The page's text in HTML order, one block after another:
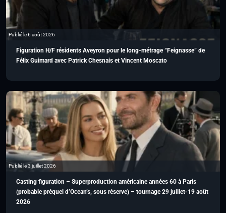
Publié le 6 août 2026
Figuration H/F résidents Aveyron pour le long-métrage “Feignasse” de
Félix Guimard avec Patrick Chesnais et Vincent Moscato
Publié le 3 juillet 2026
Casting figuration – Superproduction américaine années 60 à Paris
(probable préquel d’Ocean’s, sous réserve) – tournage 29 juillet-19 août
2026